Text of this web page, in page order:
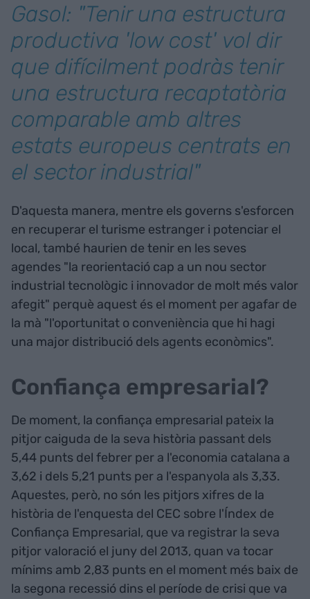
Gasol: "Tenir una estructura
productiva 'low cost' vol dir
que difícilment podràs tenir
una estructura recaptatòria
comparable amb altres
estats europeus centrats en
el sector industrial"
D'aquesta manera, mentre els governs s'esforcen
en recuperar el turisme estranger i potenciar el
local, també haurien de tenir en les seves
agendes "la reorientació cap a un nou sector
industrial tecnològic i innovador de molt més valor
afegit" perquè aquest és el moment per agafar de
la mà "l'oportunitat o conveniència que hi hagi
una major distribució dels agents econòmics".
Confiança empresarial?
De moment, la confiança empresarial pateix la
pitjor caiguda de la seva història passant dels
5,44 punts del febrer per a l'economia catalana a
3,62 i dels 5,21 punts per a l'espanyola als 3,33.
Aquestes, però, no són les pitjors xifres de la
història de l'enquesta del CEC sobre l'Índex de
Confiança Empresarial, que va registrar la seva
pitjor valoració el juny del 2013, quan va tocar
mínims amb 2,83 punts en el moment més baix de
la segona recessió dins el període de crisi que va